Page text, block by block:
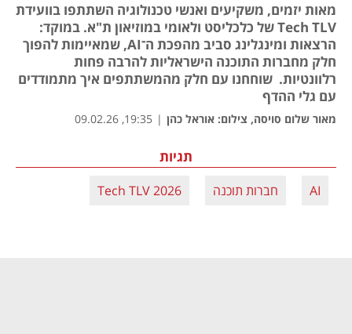
מאות יזמים, משקיעים ואנשי טכנולוגיה השתתפו בוועידת
Tech TLV של כלכליסט ולאומי במוזיאון ת"א. במוקד:
הרצאות ומינגלינג סביב מהפכת ה־AI, שמאיימות להפוך
חלק מחברות התוכנה הישראליות להרבה פחות
רלוונטיות. שוחחנו עם חלק מהמשתתפים איך מתמודדים
עם גלי ההדף
מאור שלום סויסה, צילום: אוראל כהן |
19:35, 09.02.26
תגיות
AI חברות תוכנה Tech TLV 2026